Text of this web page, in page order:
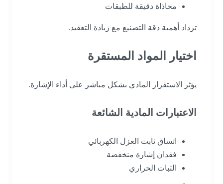
محاذاة دقيقة للطبقات
تزداد أهمية دقة التصنيع مع زيادة التعقيد.
اختيار المواد المستقرة
يؤثر الاستقرار المادي بشكل مباشر على أداء الإشارة.
الاعتبارات المادية الشائعة
اتساق ثابت العزل الكهربائي
فقدان إشارة منخفضة
الثبات الحراري